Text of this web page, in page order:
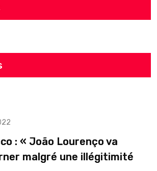
: « João Lourenço va
malgré une illégitimité